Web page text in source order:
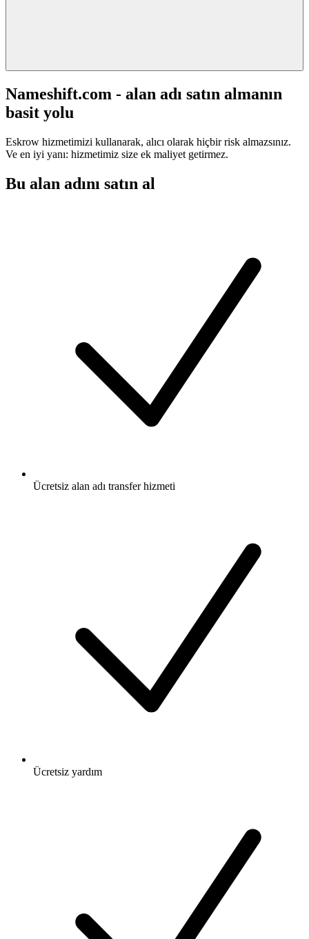
Nameshift.com - alan adı satın almanın
basit yolu
Eskrow hizmetimizi kullanarak, alıcı olarak hiçbir risk almazsınız.
Ve en iyi yanı: hizmetimiz size ek maliyet getirmez.
Bu alan adını satın al
Ücretsiz alan adı transfer hizmeti
Ücretsiz yardım